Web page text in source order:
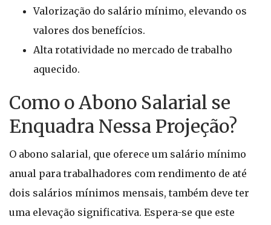
Valorização do salário mínimo, elevando os
valores dos benefícios.
Alta rotatividade no mercado de trabalho
aquecido.
Como o Abono Salarial se
Enquadra Nessa Projeção?
O abono salarial, que oferece um salário mínimo
anual para trabalhadores com rendimento de até
dois salários mínimos mensais, também deve ter
uma elevação significativa. Espera-se que este